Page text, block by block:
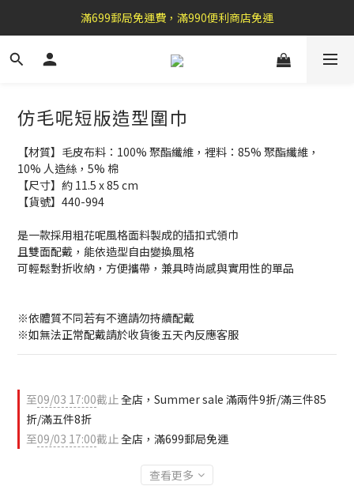
盛夏祭典：全館滿1000折100，滿2000贈『自粘式多功能包巾』
滿699郵局免運費，滿990便利商店免運
加 入 官 方 L I N E 好 友 , 領 取$ 3 0元折扣券   →
仿毛呢短版造型圍巾
【材質】毛皮布料：100% 聚酯纖維，裡料：85% 聚酯纖維，
10% 人造絲，5% 棉
【尺寸】約 11.5 x 85 cm
【貨號】440-994
是一款採用粗花呢風格面料製成的插扣式領巾
且雙面配戴，能依造型自由變換風格
可輕鬆對折收納，方便攜帶，兼具時尚感與實用性的單品
※依體質不同若有不適請勿持續配戴
※如無法正常配戴請於收貨後五天內反應客服
至09/03 17:00截止全店，Summer sale 滿兩件9折/滿三件85
折/滿五件8折
至09/03 17:00截止全店，滿699郵局免運
查看更多